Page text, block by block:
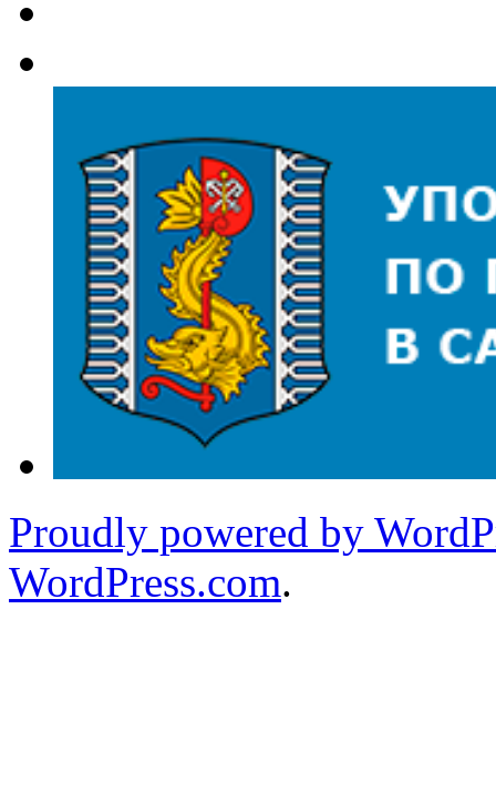
Proudly powered by
WordPress.com.